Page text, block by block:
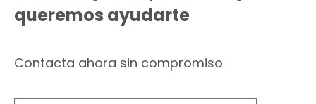
queremos ayudarte
Contacta ahora sin compromiso